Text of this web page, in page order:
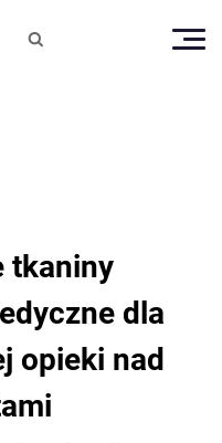

tkaniny
dla
opieki nad